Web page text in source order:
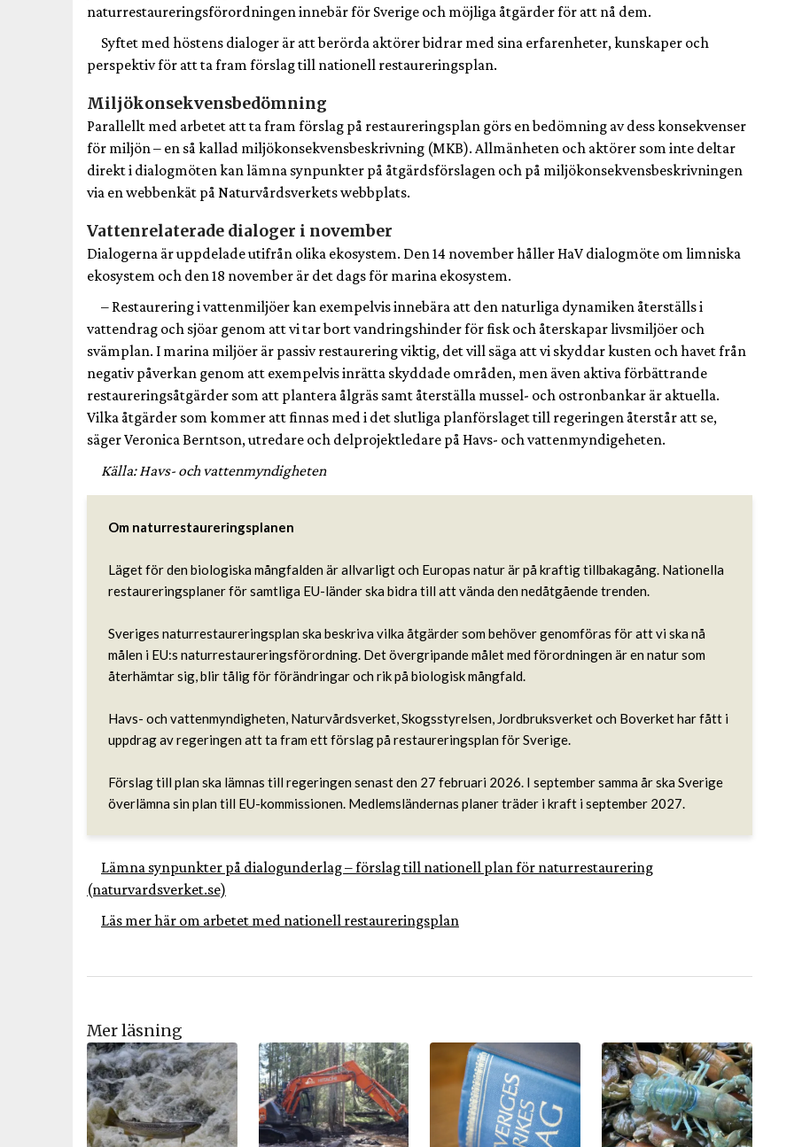
naturrestaureringsförordningen innebär för Sverige och möjliga åtgärder för att nå dem.
Syftet med höstens dialoger är att berörda aktörer bidrar med sina erfarenheter, kunskaper och
perspektiv för att ta fram förslag till nationell restaureringsplan.
Miljökonsekvensbedömning
Parallellt med arbetet att ta fram förslag på restaureringsplan görs en bedömning av dess konsekvenser
för miljön – en så kallad miljökonsekvensbeskrivning (MKB). Allmänheten och aktörer som inte deltar
direkt i dialogmöten kan lämna synpunkter på åtgärdsförslagen och på miljökonsekvensbeskrivningen
via en webbenkät på Naturvårdsverkets webbplats.
Vattenrelaterade dialoger i november
Dialogerna är uppdelade utifrån olika ekosystem. Den 14 november håller HaV dialogmöte om limniska
ekosystem och den 18 november är det dags för marina ekosystem.
– Restaurering i vattenmiljöer kan exempelvis innebära att den naturliga dynamiken återställs i
vattendrag och sjöar genom att vi tar bort vandringshinder för fisk och återskapar livsmiljöer och
svämplan. I marina miljöer är passiv restaurering viktig, det vill säga att vi skyddar kusten och havet från
negativ påverkan genom att exempelvis inrätta skyddade områden, men även aktiva förbättrande
restaureringsåtgärder som att plantera ålgräs samt återställa mussel- och ostronbankar är aktuella.
Vilka åtgärder som kommer att finnas med i det slutliga planförslaget till regeringen återstår att se,
säger Veronica Berntson, utredare och delprojektledare på Havs- och vattenmyndigeheten.
Källa: Havs- och vattenmyndigheten
Läget för den biologiska mångfalden är allvarligt och Europas natur är på kraftig tillbakagång. Nationella
restaureringsplaner för samtliga EU-länder ska bidra till att vända den nedåtgående trenden.
Sveriges naturrestaureringsplan ska beskriva vilka åtgärder som behöver genomföras för att vi ska nå
målen i EU:s naturrestaureringsförordning. Det övergripande målet med förordningen är en natur som
återhämtar sig, blir tålig för förändringar och rik på biologisk mångfald.
Havs- och vattenmyndigheten, Naturvårdsverket, Skogsstyrelsen, Jordbruksverket och Boverket har fått i
uppdrag av regeringen att ta fram ett förslag på restaureringsplan för Sverige.
Förslag till plan ska lämnas till regeringen senast den 27 februari 2026. I september samma år ska Sverige
överlämna sin plan till EU-kommissionen. Medlemsländernas planer träder i kraft i september 2027.
Lämna synpunkter på dialogunderlag – förslag till nationell plan för naturrestaurering
(naturvardsverket.se)
Läs mer här om arbetet med nationell restaureringsplan
Mer läsning